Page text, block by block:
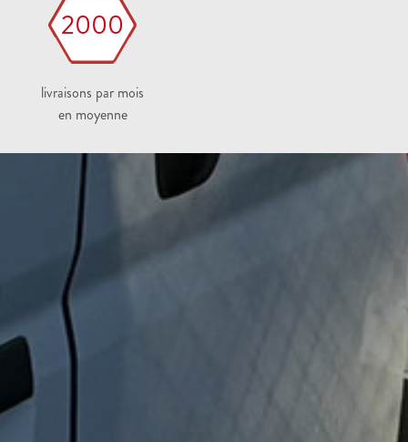
2000
livraisons par mois
en moyenne